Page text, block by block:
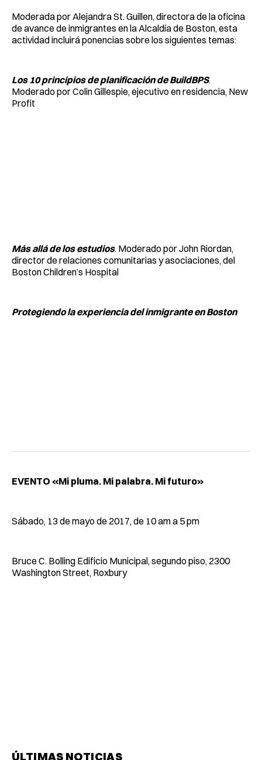
Moderada por Alejandra St. Guillen, directora de la oficina
de avance de inmigrantes en la Alcaldía de Boston, esta
actividad incluirá ponencias sobre los siguientes temas:
Los 10 principios de planificación de BuildBPS.
Moderado por Colin Gillespie, ejecutivo en residencia, New
Profit
Más allá de los estudios. Moderado por John Riordan,
director de relaciones comunitarias y asociaciones, del
Boston Children’s Hospital
Protegiendo la experiencia del inmigrante en Boston
EVENTO «Mi pluma. Mi palabra. Mi futuro»
Sábado, 13 de mayo de 2017, de 10 am a 5 pm
Bruce C. Bolling Edificio Municipal, segundo piso, 2300
Washington Street, Roxbury
ÚLTIMAS NOTICIAS